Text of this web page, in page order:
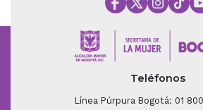
Teléfonos
Línea Púrpura Bogotá: 01